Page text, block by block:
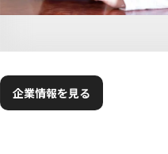
企業情報を見る